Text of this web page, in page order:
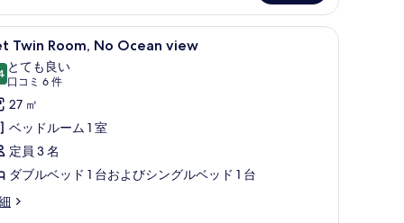
スク、ノートパソコン用作業スペース高級寝具、セーフティボックス (室内)、デ
5 Twin Room, No Ocean view
点中 8.4
とても良い
口コミ 6 件
(口
コ
ミ
6
件)
27 ㎡
ベッドルーム 1 室
定員 3 名
ダブルベッド 1 台およびシングルベッド 1 台